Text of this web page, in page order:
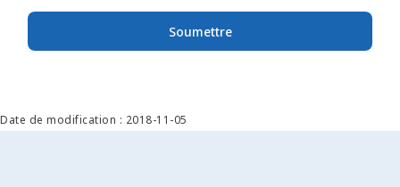
Soumettre
Date de modification : 2018-11-05